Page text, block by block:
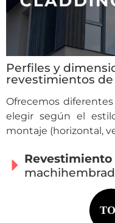
Perfiles y
revestimientos de
Ofrecemos
elegir según el
montaje (horizontal,
Revestimiento